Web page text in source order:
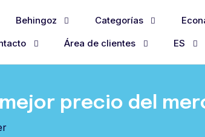
Behingoz Categorías
Área de clientes ES
precio del